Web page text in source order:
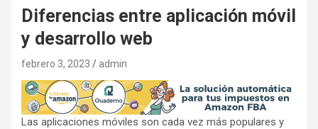
Diferencias entre aplicación móvil
y desarrollo web
febrero 3, 2023 admin
Las aplicaciones móviles son cada vez más populares y